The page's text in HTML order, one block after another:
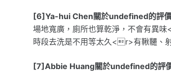
[6]Ya-hui Chen關於undefined的評價
場地寬廣，廁所也算乾淨，不會有異
時段去洗是不用等太久<r>有鞦韆、
[7]Abbie Huang關於undefined的評